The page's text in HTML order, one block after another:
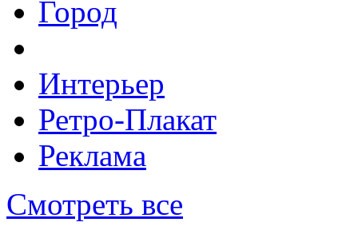
Город
Интерьер
Ретро-Плакат
Реклама
Смотреть все